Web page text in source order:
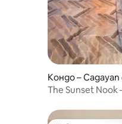
Кондо –
The Sunset Nook